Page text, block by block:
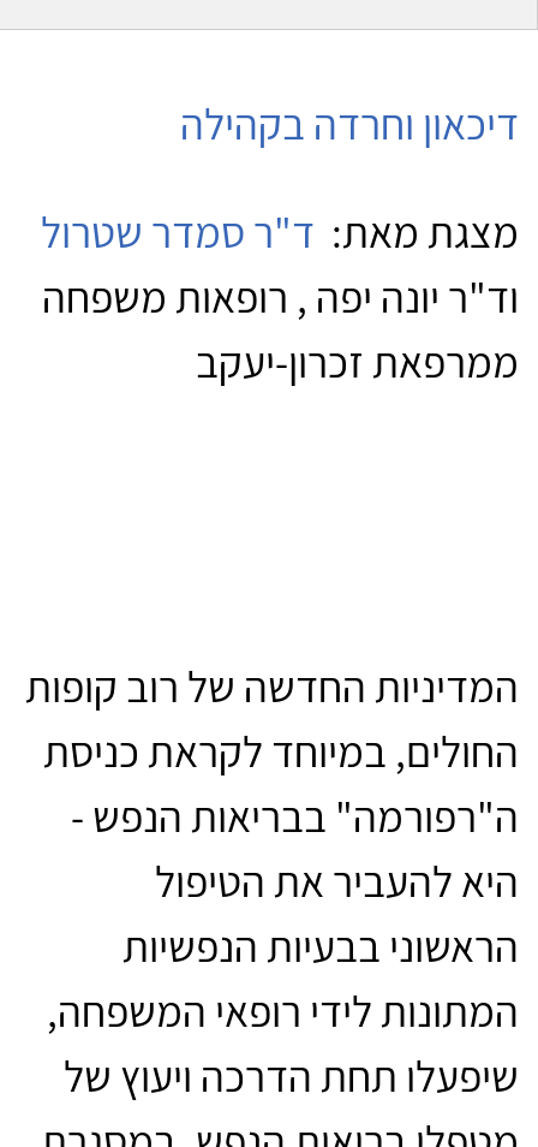
דיכאון וחרדה בקהילה
מצגת מאת: ד"ר סמדר שטרול
וד"ר יונה יפה , רופאות משפחה
ממרפאת זכרון-יעקב
המדיניות החדשה של רוב קופות
החולים, במיוחד לקראת כניסת
ה"רפורמה" בבריאות הנפש -
היא להעביר את הטיפול
הראשוני בבעיות הנפשיות
המתונות לידי רופאי המשפחה,
שיפעלו תחת הדרכה ויעוץ של